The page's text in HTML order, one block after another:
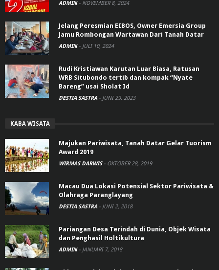
ADMIN - NOVEMBER 8, 2024
Jelang Peresmian EIBOS, Owner Emersia Group
Jamu Rombongan Wartawan Dari Tanah Datar
ADMIN - JULI 10, 2024
Rudi Kristiawan Karutan Luar Biasa, Ratusan
WRB Situbondo tertib dan kompak “Nyate
Bareng” usai Sholat Id
DESTIA SASTRA - JUNI 29, 2023
KABA WISATA
Majukan Pariwisata, Tanah Datar Gelar Tuorism
Award 2019
WIRMAS DARWIS - OKTOBER 28, 2019
Macau Dua Lokasi Potensial Sektor Pariwisata &
Olahraga Paranglayang
DESTIA SASTRA - JUNI 2, 2018
Pariangan Desa Terindah di Dunia, Objek Wisata
dan Penghasil Holtikultura
ADMIN - JANUARI 7, 2018